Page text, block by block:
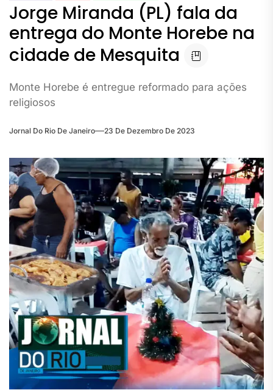
Jorge Miranda (PL) fala da
entrega do Monte Horebe na
cidade de Mesquita
Monte Horebe é entregue reformado para ações
religiosos
Jornal Do Rio De Janeiro 23 De Dezembro De 2023